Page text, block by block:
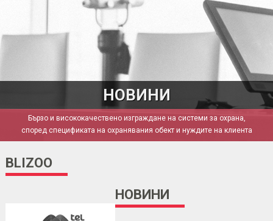
НОВИНИ
Бързо и висококачествено изграждане на системи за охрана,
според спецификата на охранявания обект и нуждите на клиента
BLIZOO
НОВИНИ